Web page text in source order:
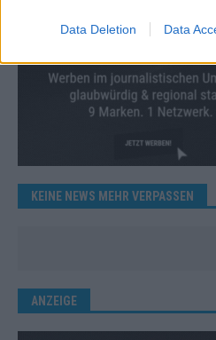
Data Deletion Data
KEINE NEWS MEHR VERPASSEN
ANZEIGE